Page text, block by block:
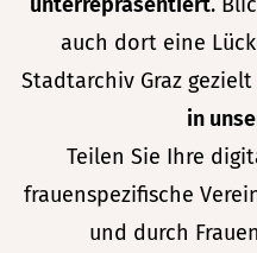
auch dort eine
Stadtarchiv Graz gezielt
in
Teilen Sie Ihre
frauenspezifische
und durch